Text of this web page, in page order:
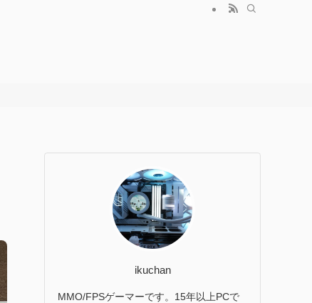
ikuchan
MMO/FPSゲーマーです。15年以上PCで